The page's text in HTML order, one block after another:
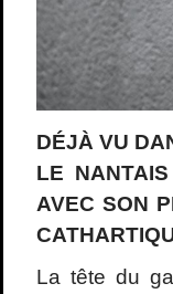
DÉJÀ VU
LE NANTAIS
AVEC SON
La tête du